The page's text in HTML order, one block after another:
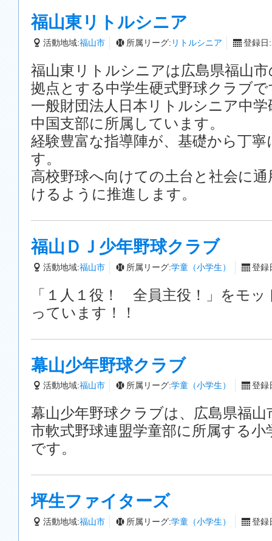
福山東リトルシニア
活動地域:福山市 所属リーグ: リトルシニア 登録日
福山東リトルシニアは広島県福山
拠点とする中学生硬式野球クラブで
一般財団法人日本リトルシニア中
中国支部に所属しています。
経験豊富な指導陣が、基礎から丁
す。
高校野球へ向けての土台と社会に
けるように推進します。
福山ＤＪ少年野球クラブ
活動地域:福山市 所属リーグ:学童（小学生） 登録
「１人１役！ 全員主役！」をモッ
っています！！
幕山少年野球クラブ
活動地域:福山市 所属リーグ:学童（小学生） 登録
幕山少年野球クラブは、広島県福
市軟式野球連盟学童部に所属する
です。
坪生ファイターズ
活動地域:福山市 所属リーグ:学童（小学生） 登録